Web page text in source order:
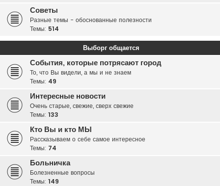
Советы
Разные темы - обоснованные полезности
Темы: 514
Выборг общается
События, которые потрясают город
То, что Вы видели, а мы и не знаем
Темы: 49
Интересные новости
Очень старые, свежие, сверх свежие
Темы: 133
Кто Вы и кто МЫ
Рассказываем о себе самое интересное
Темы: 74
Больничка
Болезненные вопросы
Темы: 149